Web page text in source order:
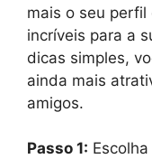
mais o seu
incríveis para a
dicas simples,
ainda mais
amigos.
Passo 1: